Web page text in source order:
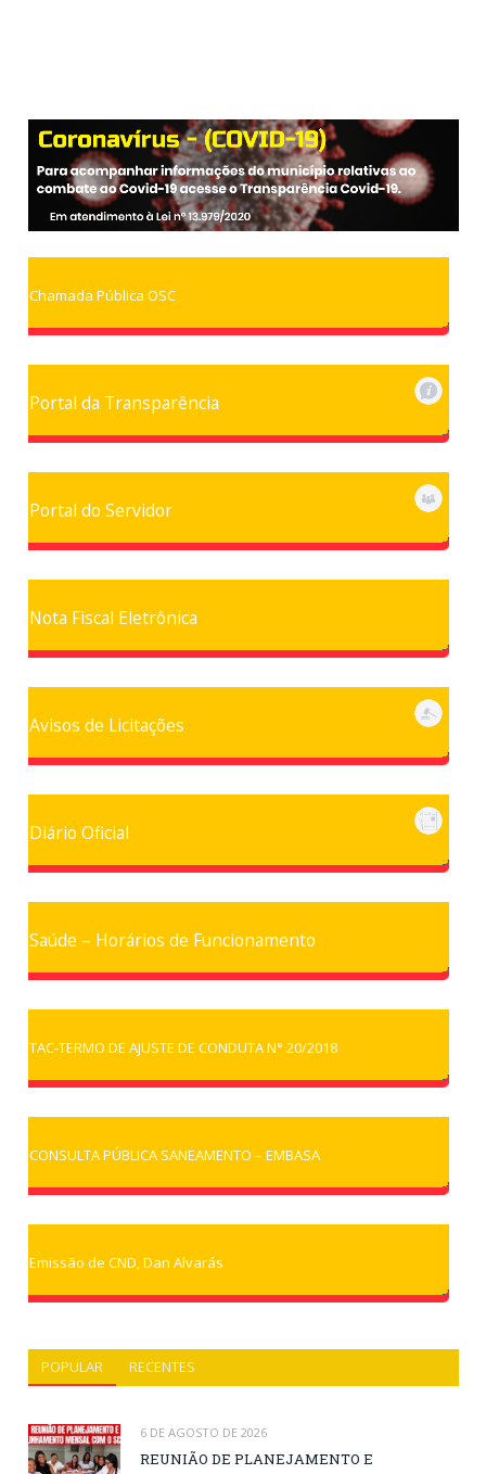
Chamada Pública OSC
Portal da Transparência
Portal do Servidor
Nota Fiscal Eletrônica
Avisos de Licitações
Diário Oficial
Saúde – Horários de Funcionamento
TAC-TERMO DE AJUSTE DE CONDUTA N° 20/2018
CONSULTA PÚBLICA SANEAMENTO – EMBASA
Emissão de CND, Dan Alvarás
POPULAR RECENTES
6 DE AGOSTO DE 2026
REUNIÃO DE PLANEJAMENTO E